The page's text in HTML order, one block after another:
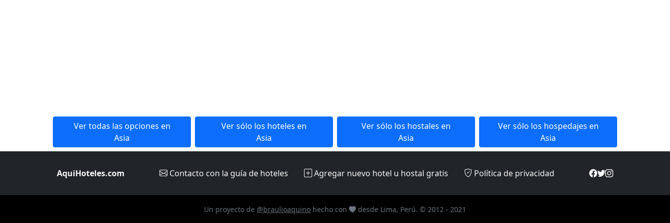
Ver todas las opciones en
Asia
Ver sólo los hoteles en
Asia
Ver sólo los hostales en
Asia
Ver sólo los hospedajes en
Asia
AquiHoteles.com Contacto con la guía de hoteles Agregar nuevo hotel u hostal gratis Política de privacidad
Un proyecto de @braulioaquino hecho con desde Lima, Perú. © 2012 - 2021